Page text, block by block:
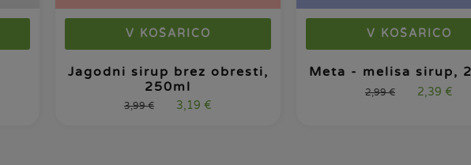
V KOŠARICO
Jagodni sirup brez obresti,
250ml
3,99€ 3,19 €
V KOŠARICO
Meta - melisa sirup,
2,99€ 2,39 €